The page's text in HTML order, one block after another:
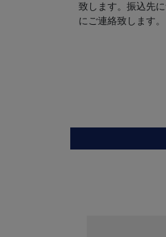
致します。振込先
にご連絡致します。